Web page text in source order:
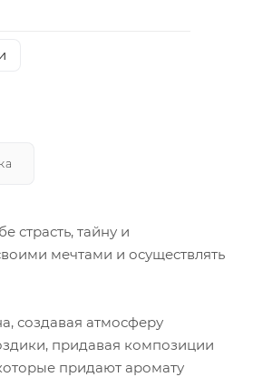
страсть, тайну и
мечтами и осуществлять
создавая атмосферу
придавая композиции
придают аромату